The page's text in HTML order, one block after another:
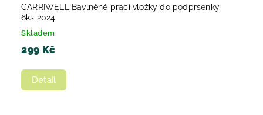
CARRIWELL Bavlněné prací vložky do podprsenky
6ks 2024
Skladem
299 Kč
Detail